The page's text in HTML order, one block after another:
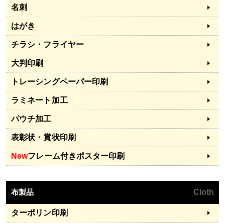
名刺
はがき
チラシ・フライヤー
大判印刷
トレーシングペーパー印刷
ラミネート加工
パウチ加工
表彰状・賞状印刷
Newフレーム付きポスター印刷
布製品 Cloth
ターポリン印刷